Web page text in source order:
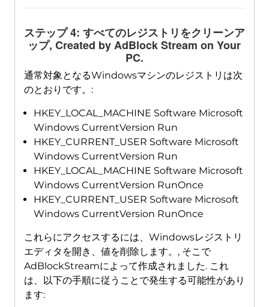
ステップ 4: すべてのレジストリをクリーンア
ップ,Created by AdBlock Stream on Your
PC.
通常対象となるWindowsマシンのレジストリは次
のとおりです。:
HKEY_LOCAL_MACHINE Software Microsoft
Windows CurrentVersion Run
HKEY_CURRENT_USER Software Microsoft
Windows CurrentVersion Run
HKEY_LOCAL_MACHINE Software Microsoft
Windows CurrentVersion RunOnce
HKEY_CURRENT_USER Software Microsoft
Windows CurrentVersion RunOnce
これらにアクセスするには、Windowsレジストリ
エディタを開き、値を削除します。, そこで
AdBlockStreamによって作成されました. これ
は、以下の手順に従うことで発生する可能性があり
ます: